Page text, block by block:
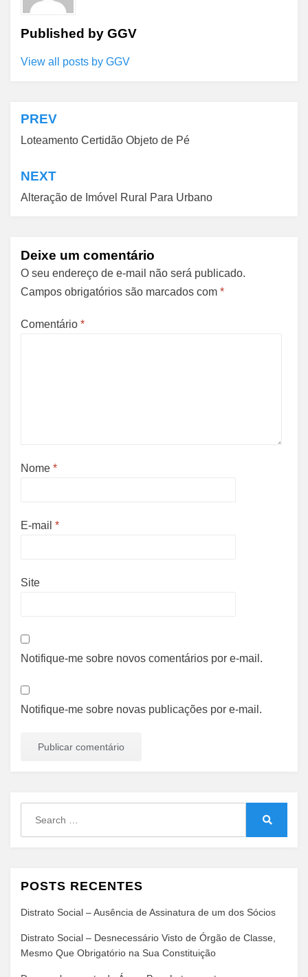
Published by GGV
View all posts by GGV
Navegação
de
Post
PREV
Loteamento Certidão Objeto de Pé
NEXT
Alteração de Imóvel Rural Para Urbano
Deixe um comentário
O seu endereço de e-mail não será publicado.
Campos obrigatórios são marcados com *
Comentário *
Nome *
E-mail *
Site
Notifique-me sobre novos comentários por e-mail.
Notifique-me sobre novas publicações por e-mail.
POSTS RECENTES
Distrato Social – Ausência de Assinatura de um dos Sócios
Distrato Social – Desnecessário Visto de Órgão de Classe,
Mesmo Que Obrigatório na Sua Constituição